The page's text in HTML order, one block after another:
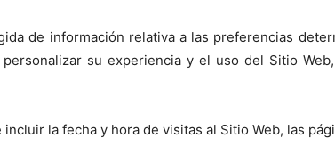
de información relativa a las preferencias
su experiencia y el uso del Sitio
la fecha y hora de visitas al Sitio Web, las